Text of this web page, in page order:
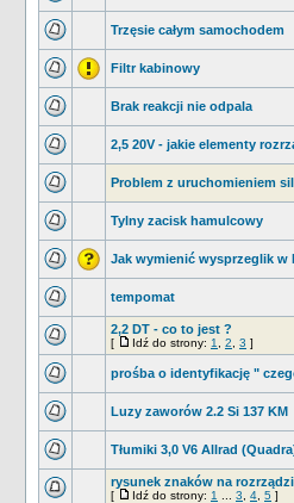
Trzęsie całym samochodem
Filtr kabinowy
Brak reakcji nie odpala
2,5 20V - jakie elementy
Problem z uruchomieniem
Tylny zacisk hamulcowy
Jak wymienić wysprzeglik w
tempomat
2,2 DT - co to jest ?
[ Idź do strony: 1 2 3 ]
prośba o identyfikację "
Luzy zaworów 2.2 Si 137 KM
Tłumiki 3,0 V6 Allrad
rysunek znaków na
[ Idź do strony: 1 3 4 5 ]